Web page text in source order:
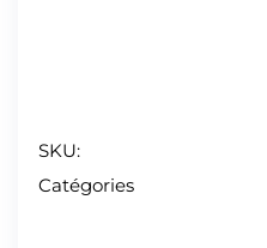
SKU:
Catégories